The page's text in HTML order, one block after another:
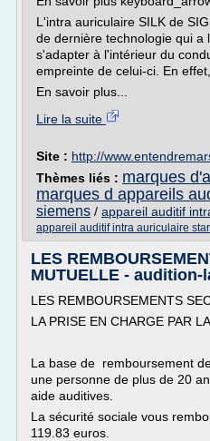
L'intra auriculaire SILK de
de dernière technologie qui a
s'adapter à l'intérieur du
empreinte de celui-ci. En
En savoir plus...
Lire la suite
Site : http://
Thèmes liés : marques
marques d appareils
siemens / appareil auditif
appareil auditif intra auriculaire
LES
MUTUELLE - audition-
LES REMBOURSEMENTS
LA PRISE EN CHARGE PAR
La base de remboursement
une personne de plus de 20
aide auditives.
La sécurité sociale vous
119.83 euros.